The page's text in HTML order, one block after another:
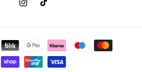
InstagramTikTok